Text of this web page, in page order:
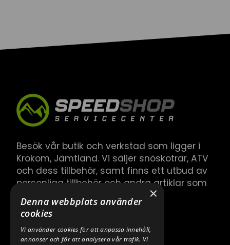
Besök vår butik och verkstad som ligger i
Krokom, Jämtland. Vi säljer snöskotrar, ATV
och dess tillbehör, samt finns ett utbud av
personliga tillbehör och andra artiklar som
hör till.
×
Denna webbplats använder
cookies
Vi använder cookies för att anpassa innehåll,
annonser och för att analysera vår trafik. Vi